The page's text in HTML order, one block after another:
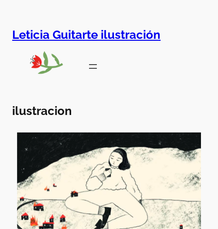
Leticia Guitarte ilustración
ilustracion